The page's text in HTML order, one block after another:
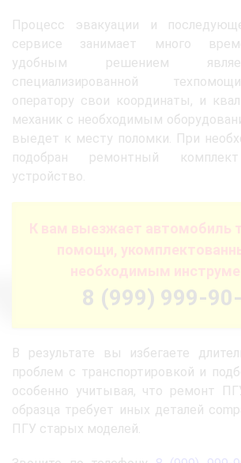
Процесс эвакуации и
сервисе занимает много
удобным решением
специализированной
оператору свои координаты, и
механик с необходимым
выедет к месту поломки. При
подобран ремонтный
устройство.
К вам выезжает автомобиль
помощи,
необходимым
8 (999) 999-
В результате вы избегаете
проблем с транспортировкой и
особенно учитывая, что ремонт
образца требует иных деталей
ПГУ старых моделей.